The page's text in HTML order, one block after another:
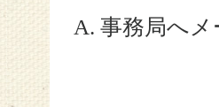
A. 事務局へ